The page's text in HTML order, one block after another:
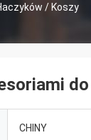
/ Koszy
CHINY